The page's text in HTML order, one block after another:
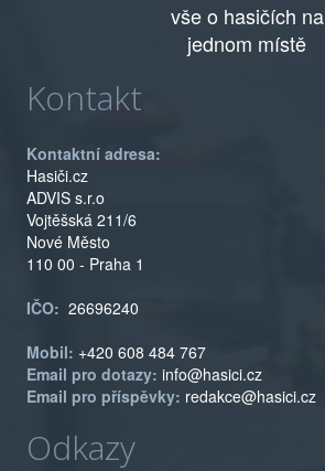
vše o hasičích na
jednom místě
Kontakt
Kontaktní adresa:
Hasiči.cz
ADVIS s.r.o
Vojtěšská 211/6
Nové Město
110 00 - Praha 1
IČO: 26696240
Mobil: +420 608 484 767
Email pro dotazy: info@hasici.cz
Email pro příspěvky: redakce@hasici.cz
Odkazy